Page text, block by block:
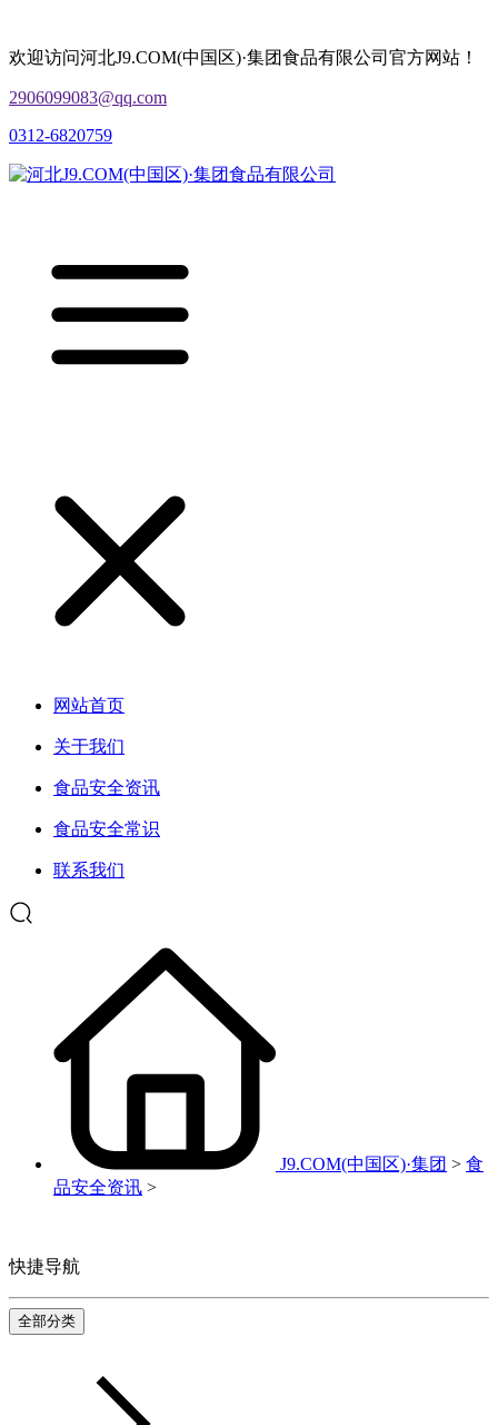
欢迎访问河北J9.COM(中国区)·集团食品有限公司官方网站！
2906099083@qq.com
0312-6820759
网站首页
关于我们
食品安全资讯
食品安全常识
联系我们
J9.COM(中国区)·集团 > 食
品安全资讯 >
快捷导航
全部分类